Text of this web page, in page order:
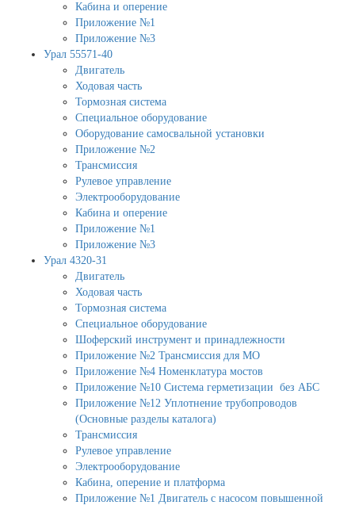
Кабина и оперение
Приложение №1
Приложение №3
Урал 55571-40
Двигатель
Ходовая часть
Тормозная система
Специальное оборудование
Оборудование самосвальной установки
Приложение №2
Трансмиссия
Рулевое управление
Электрооборудование
Кабина и оперение
Приложение №1
Приложение №3
Урал 4320-31
Двигатель
Ходовая часть
Тормозная система
Специальное оборудование
Шоферский инструмент и принадлежности
Приложение №2 Трансмиссия для МО
Приложение №4 Номенклатура мостов
Приложение №10 Система герметизации без АБС
Приложение №12 Уплотнение трубопроводов
(Основные разделы каталога)
Трансмиссия
Рулевое управление
Электрооборудование
Кабина, оперение и платформа
Приложение №1 Двигатель с насосом повышенной